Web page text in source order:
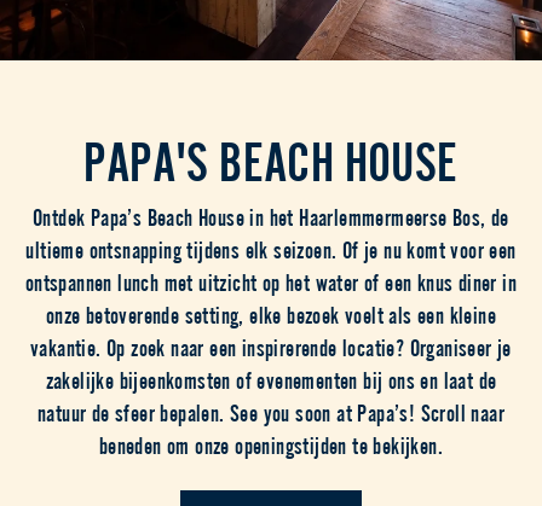
PAPA'S BEACH HOUSE
Ontdek Papa’s Beach House in het Haarlemmermeerse Bos, de
ultieme ontsnapping tijdens elk seizoen. Of je nu komt voor een
ontspannen lunch met uitzicht op het water of een knus diner in
onze betoverende setting, elke bezoek voelt als een kleine
vakantie. Op zoek naar een inspirerende locatie? Organiseer je
zakelijke bijeenkomsten of evenementen bij ons en laat de
natuur de sfeer bepalen. See you soon at Papa’s! Scroll naar
beneden om onze openingstijden te bekijken.